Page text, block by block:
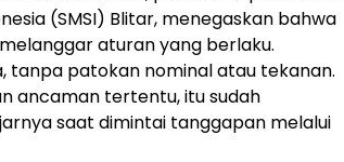
(SMSI) Blitar, menegaskan bahwa
aturan yang berlaku.
tanpa patokan nominal atau tekanan.
ancaman tertentu, itu sudah
saat dimintai tanggapan melalui